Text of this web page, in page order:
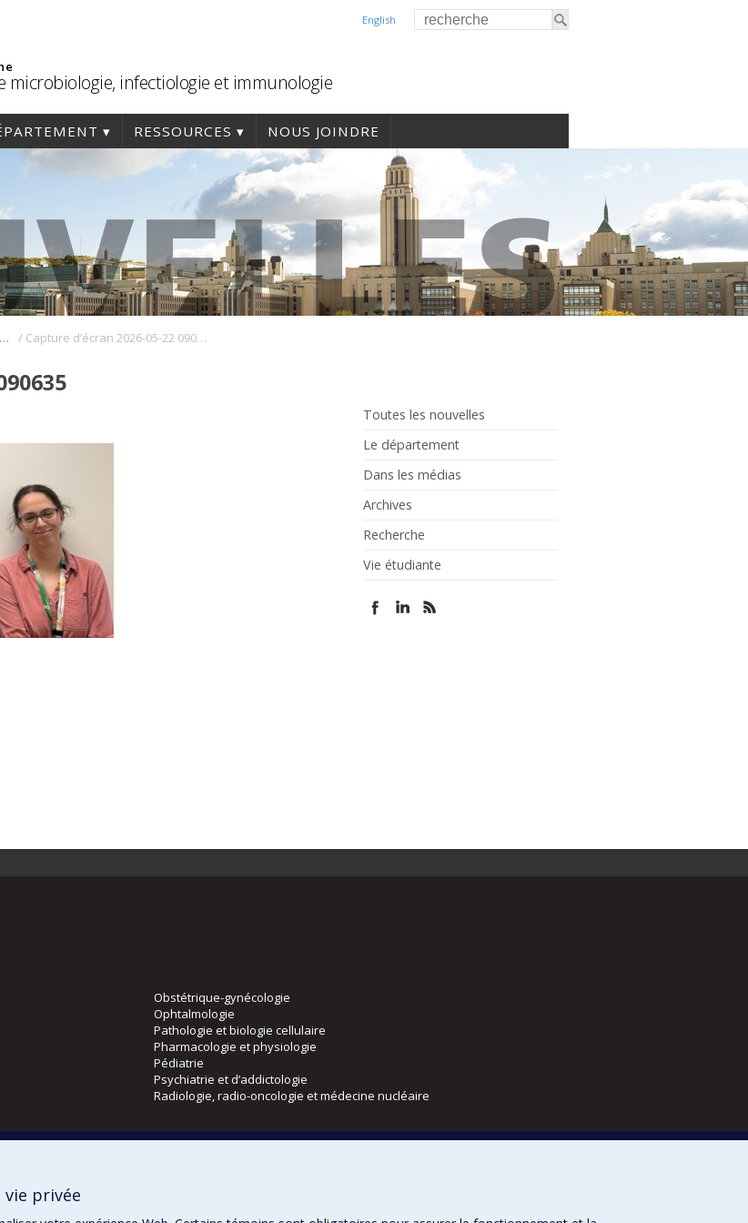
English
microbiologie, infectiologie et immunologie
RESSOURCES NOUS JOINDRE
La GSK-3 pour une immunothérapie plus efficace / Capture d’écran 2026-05-22 090635
Toutes les nouvelles
Le département
Dans les médias
Archives
Recherche
Vie étudiante
Obstétrique-gynécologie
Ophtalmologie
Pathologie et biologie cellulaire
Pharmacologie et physiologie
Pédiatrie
Psychiatrie et d’addictologie
Radiologie, radio-oncologie et médecine nucléaire
vie privée